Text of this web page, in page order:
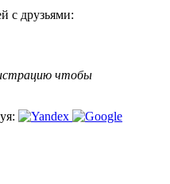
с друзьями:
чтобы